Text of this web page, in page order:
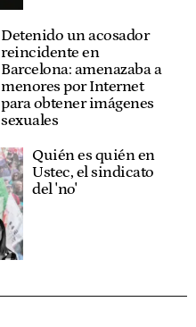
Detenido un acosador
reincidente en
Barcelona: amenazaba a
menores por Internet
para obtener imágenes
sexuales
Quién es quién en
Ustec, el sindicato
del 'no'